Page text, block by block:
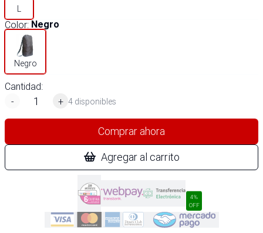
L
Color: Negro
Negro
Cantidad:
-
+ 4 disponibles
Comprar ahora
Agregar al carrito
4%
OFF